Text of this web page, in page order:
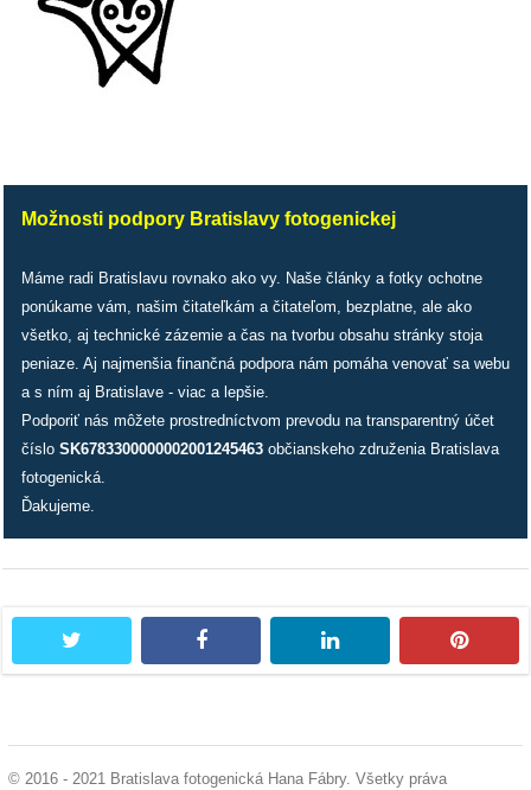
Možnosti podpory Bratislavy fotogenickej
Máme radi Bratislavu rovnako ako vy. Naše články a fotky ochotne
ponúkame vám, našim čitateľkám a čitateľom, bezplatne, ale ako
všetko, aj technické zázemie a čas na tvorbu obsahu stránky stoja
peniaze. Aj najmenšia finančná podpora nám pomáha venovať sa webu
a s ním aj Bratislave - viac a lepšie.
Podporiť nás môžete prostredníctvom prevodu na transparentný účet
číslo SK6783300000002001245463 občianskeho združenia Bratislava
fotogenická.
Ďakujeme.
facebook linkedin
© 2016 - 2021 Bratislava fotogenická Hana Fábry. Všetky práva